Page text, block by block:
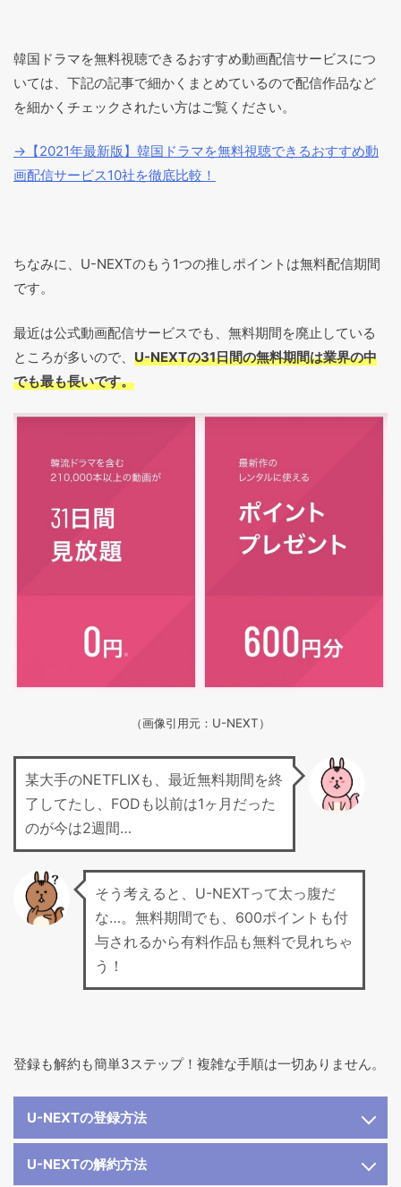
韓国ドラマを無料視聴できるおすすめ動画配信サービスにつ
いては、下記の記事で細かくまとめているので配信作品など
を細かくチェックされたい方はご覧ください。
→【2021年最新版】韓国ドラマを無料視聴できるおすすめ動
画配信サービス10社を徹底比較！
ちなみに、U-NEXTのもう1つの推しポイントは無料配信期間
です。
最近は公式動画配信サービスでも、無料期間を廃止している
ところが多いので、 U-NEXTの31日間の無料期間は業界の中
でも最も長いです。
（画像引用元：U-NEXT）
某大手のNETFLIXも、最近無料期間を終
了してたし、FODも以前は1ヶ月だった
のが今は2週間…
そう考えると、U-NEXTって太っ腹だ
な…。無料期間でも、600ポイントも付
与されるから有料作品も無料で見れちゃ
う！
登録も解約も簡単3ステップ！複雑な手順は一切ありません。
U-NEXTの登録方法
U-NEXTの解約方法